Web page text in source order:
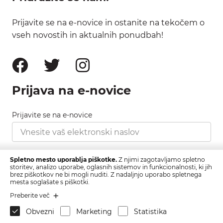
Prijavite se na e-novice in ostanite na tekočem o
vseh novostih in aktualnih ponudbah!
Prijava na e-novice
Prijavite se na e-novice
Strinjam se s pravilnikom zasebnosti, ki ga najdete
tukaj.
Spletno mesto uporablja piškotke. Z njimi zagotavljamo spletno
storitev, analizo uporabe, oglasnih sistemov in funkcionalnosti, ki jih
brez piškotkov ne bi mogli nuditi. Z nadaljnjo uporabo spletnega
mesta soglašate s piškotki.
Preberite več
Obvezni Marketing Statistika